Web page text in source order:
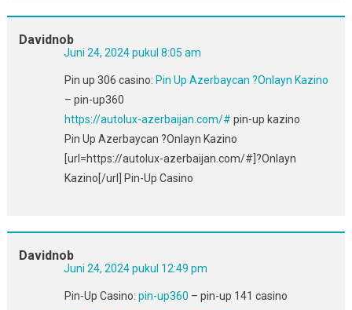
Davidnob
Juni 24, 2024 pukul 8:05 am
Pin up 306 casino: Pin Up Azerbaycan ?Onlayn Kazino
– pin-up360
https://autolux-azerbaijan.com/# pin-up kazino
Pin Up Azerbaycan ?Onlayn Kazino
[url=https://autolux-azerbaijan.com/#]?Onlayn
Kazino[/url] Pin-Up Casino
Davidnob
Juni 24, 2024 pukul 12:49 pm
Pin-Up Casino: pin-up360 – pin-up 141 casino